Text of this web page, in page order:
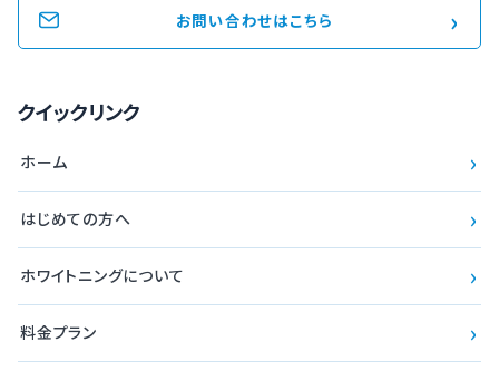
お問い合わせはこちら ›
クイックリンク
ホーム ›
はじめての方へ ›
ホワイトニングについて ›
料金プラン ›